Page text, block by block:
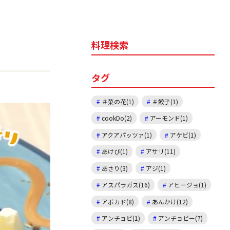
料理検索
タグ
＃菜の花(1)
＃餃子(1)
cookDo(2)
アーモンド(1)
アクアパッツァ(1)
アケビ(1)
あけび(1)
アサリ(11)
あさり(3)
アジ(1)
アスパラガス(16)
アヒージョ(1)
アボカド(8)
あんかけ(12)
アンチョビ(1)
アンチョビー(7)